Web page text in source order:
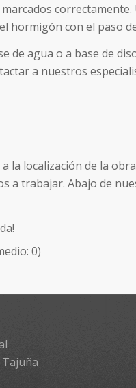
correctamente.
hormigón con el paso
de agua o a base de
a nuestros
la localización de la
a trabajar. Abajo de
0)